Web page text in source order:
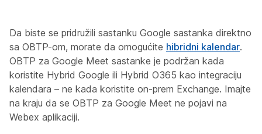
Da biste se pridružili sastanku Google sastanka direktno
sa OBTP-om, morate da omogućite hibridni kalendar.
OBTP za Google Meet sastanke je podržan kada
koristite Hybrid Google ili Hybrid O365 kao integraciju
kalendara – ne kada koristite on-prem Exchange. Imajte
na kraju da se OBTP za Google Meet ne pojavi na
Webex aplikaciji.